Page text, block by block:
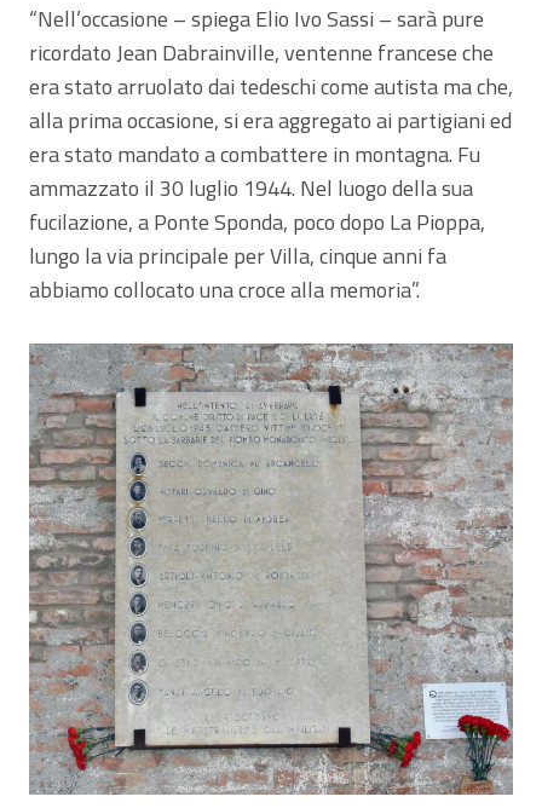
“Nell’occasione – spiega Elio Ivo Sassi – sarà pure
ricordato Jean Dabrainville, ventenne francese che
era stato arruolato dai tedeschi come autista ma che,
alla prima occasione, si era aggregato ai partigiani ed
era stato mandato a combattere in montagna. Fu
ammazzato il 30 luglio 1944. Nel luogo della sua
fucilazione, a Ponte Sponda, poco dopo La Pioppa,
lungo la via principale per Villa, cinque anni fa
abbiamo collocato una croce alla memoria”.